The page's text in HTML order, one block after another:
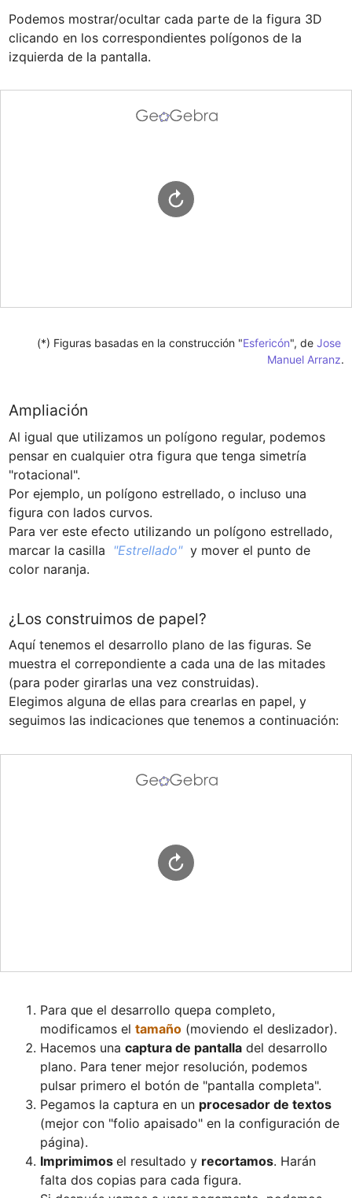
Podemos mostrar/ocultar cada parte de la figura 3D
clicando en los correspondientes polígonos de la
(*) Figuras basadas en la construcción "Esfericón﻿", de Jose
Manuel Arranz.
Ampliación
Al igual que utilizamos un polígono regular, podemos
pensar en cualquier otra figura que tenga simetría
"rotacional".
Por ejemplo, un polígono estrellado, o incluso una
figura con lados curvos.
Para ver este efecto utilizando un polígono estrellado,
marcar la casilla "Estrellado"
  y mover el punto de
color naranja.
¿Los construimos de papel?
Aquí tenemos el desarrollo plano de las figuras. Se
muestra el correpondiente a cada una de las mitades
(para poder girarlas una vez construidas).
Elegimos alguna de ellas para crearlas en papel, y
seguimos las indicaciones que tenemos a continuación:
Para que el desarrollo quepa completo,
modificamos el tamaño
Hacemos una captura de pantalla del desarrollo
plano. Para tener mejor resolución, podemos
pulsar primero el botón de "pantalla completa".
Pegamos la captura en un procesador de textos
(mejor con "folio apaisado" en la configuración de
página).
Imprimimos el resultado y recortamos. Harán
falta dos copias para cada figura.